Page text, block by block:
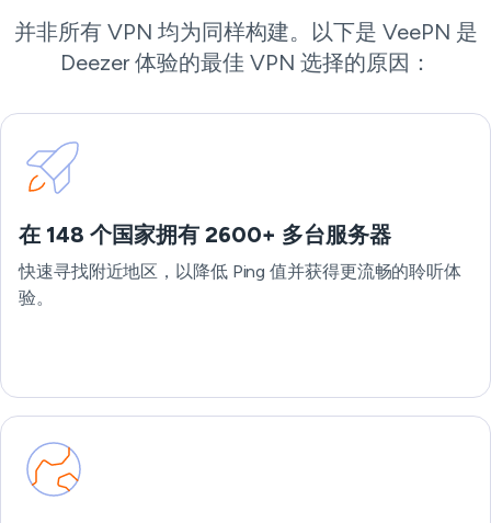
并非所有 VPN 均为同样构建。以下是 VeePN 是
Deezer 体验的最佳 VPN 选择的原因：
在 148 个国家拥有 2600+ 多台服务器
快速寻找附近地区，以降低 Ping 值并获得更流畅的聆听体
验。